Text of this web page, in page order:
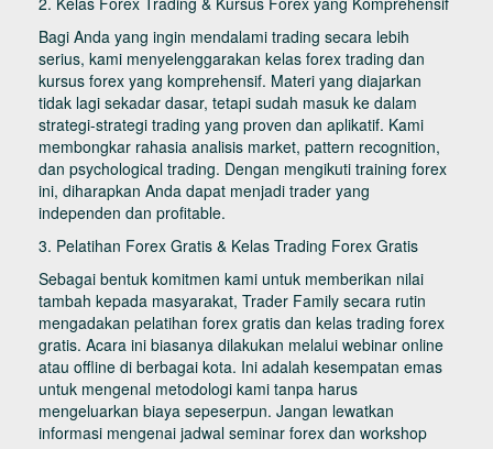
Bagi Anda yang ingin mendalami trading secara lebih
serius, kami menyelenggarakan kelas forex trading dan
kursus forex yang komprehensif. Materi yang diajarkan
tidak lagi sekadar dasar, tetapi sudah masuk ke dalam
strategi-strategi trading yang proven dan aplikatif. Kami
membongkar rahasia analisis market, pattern recognition,
dan psychological trading. Dengan mengikuti training forex
ini, diharapkan Anda dapat menjadi trader yang
independen dan profitable.
3. Pelatihan Forex Gratis & Kelas Trading Forex Gratis
Sebagai bentuk komitmen kami untuk memberikan nilai
tambah kepada masyarakat, Trader Family secara rutin
mengadakan pelatihan forex gratis dan kelas trading forex
gratis. Acara ini biasanya dilakukan melalui webinar online
atau offline di berbagai kota. Ini adalah kesempatan emas
untuk mengenal metodologi kami tanpa harus
mengeluarkan biaya sepeserpun. Jangan lewatkan
informasi mengenai jadwal seminar forex dan workshop